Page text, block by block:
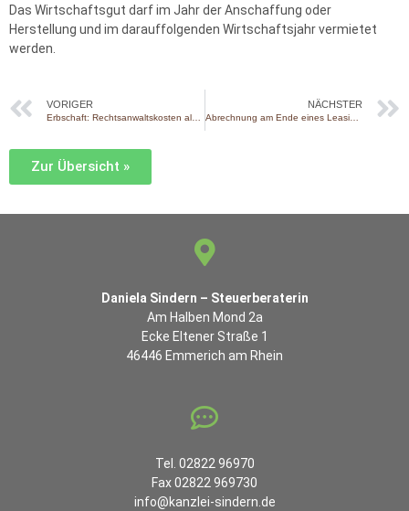
Das Wirtschaftsgut darf im Jahr der Anschaffung oder
Herstellung und im darauffolgenden Wirtschaftsjahr vermietet
werden.
VORIGER NÄCHSTER
Abrechnung am Ende eines Leasingvertrags
Zur Übersicht »
Daniela Sindern – Steuerberaterin
Am Halben Mond 2a
Ecke Eltener Straße 1
46446 Emmerich am Rhein
Tel. 02822 96970
Fax 02822 969730
info@kanzlei-sindern.de